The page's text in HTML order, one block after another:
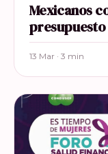
Mexicanos
presupuesto
13 Mar · 3 min